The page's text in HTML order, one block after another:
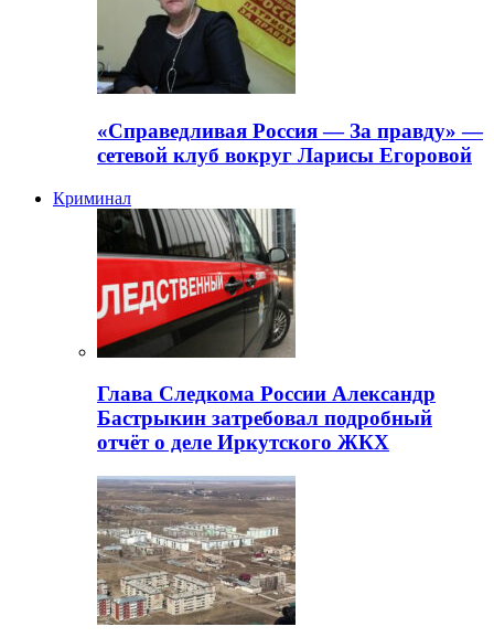
«Справедливая Россия — За правду» —
сетевой клуб вокруг Ларисы Егоровой
Криминал
Глава Следкома России Александр
Бастрыкин затребовал подробный
отчёт о деле Иркутского ЖКХ